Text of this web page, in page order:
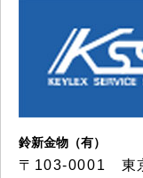
鈴新金物（有）
〒103-0001 東